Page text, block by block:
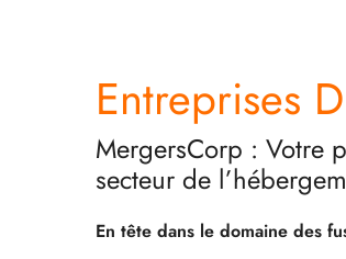
Entreprises
MergersCorp : Votre
secteur de
En tête dans le domaine des